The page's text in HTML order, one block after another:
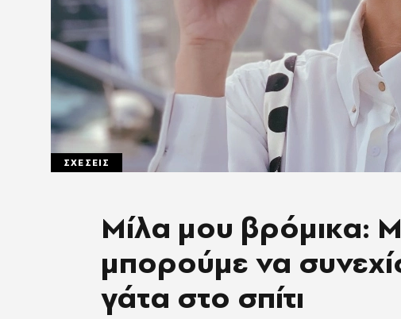
ΣΧΕΣΕΙΣ
Μίλα μου βρόμικα:
μπορούμε να
γάτα στο σπίτι